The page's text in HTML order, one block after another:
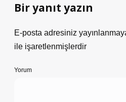
Bir yanıt yazın
E-posta adresiniz
ile işaretlenmişlerdir
Yorum